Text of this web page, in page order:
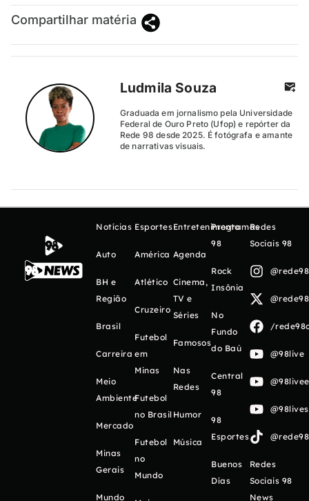
Compartilhar matéria
Ludmila Souza
Graduada em jornalismo pela Universidade
Federal de Ouro Preto (Ufop) e repórter da
Rede 98 desde 2025. É fotógrafa e amante
de narrativas visuais.
Notícias
Auto
BH e
Região
Brasil
Carreira
Meio
Ambiente
Mercado
Minas
Gerais
Mundo
Esportes
América
Atlético
Cruzeiro
Futebol
em
Minas
Futebol
no Brasil
Futebol
no
Mundo
Entretenimento
Agenda
Cinema,
TV e
Séries
Famosos
Nas
Redes
Humor
Música
Programas
98
Rock
Insônia
No
Fundo
do Baú
Central
98
98
Esportes
Buenos
Días
Redes
Sociais 98
/
@98live
Redes
Sociais 98
News